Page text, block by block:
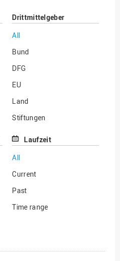
Drittmittelgeber
All
Bund
DFG
EU
Land
Stiftungen
Sonstige
Laufzeit
All
Current
Past
Time range